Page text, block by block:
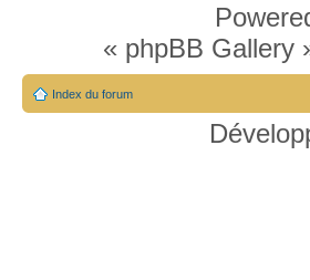
« phpBB Gallery
Index du forum